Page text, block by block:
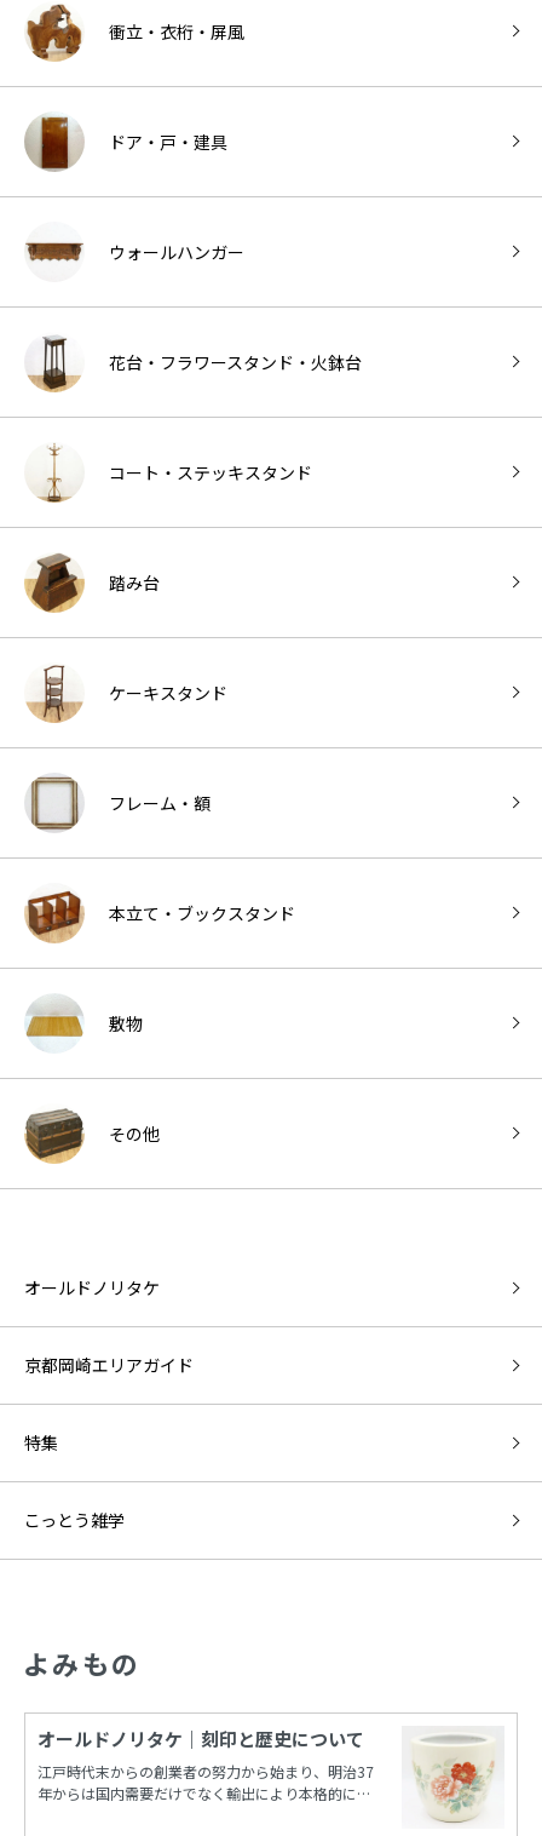
衝立・衣桁・屏風
ドア・戸・建具
ウォールハンガー
花台・フラワースタンド・火鉢台
コート・ステッキスタンド
踏み台
ケーキスタンド
フレーム・額
本立て・ブックスタンド
敷物
その他
オールドノリタケ
京都岡崎エリアガイド
特集
こっとう雑学
よみもの
オールドノリタケ｜刻印と歴史について
江戸時代末からの創業者の努力から始まり、明治37
年からは国内需要だけでなく輸出により本格的に栄